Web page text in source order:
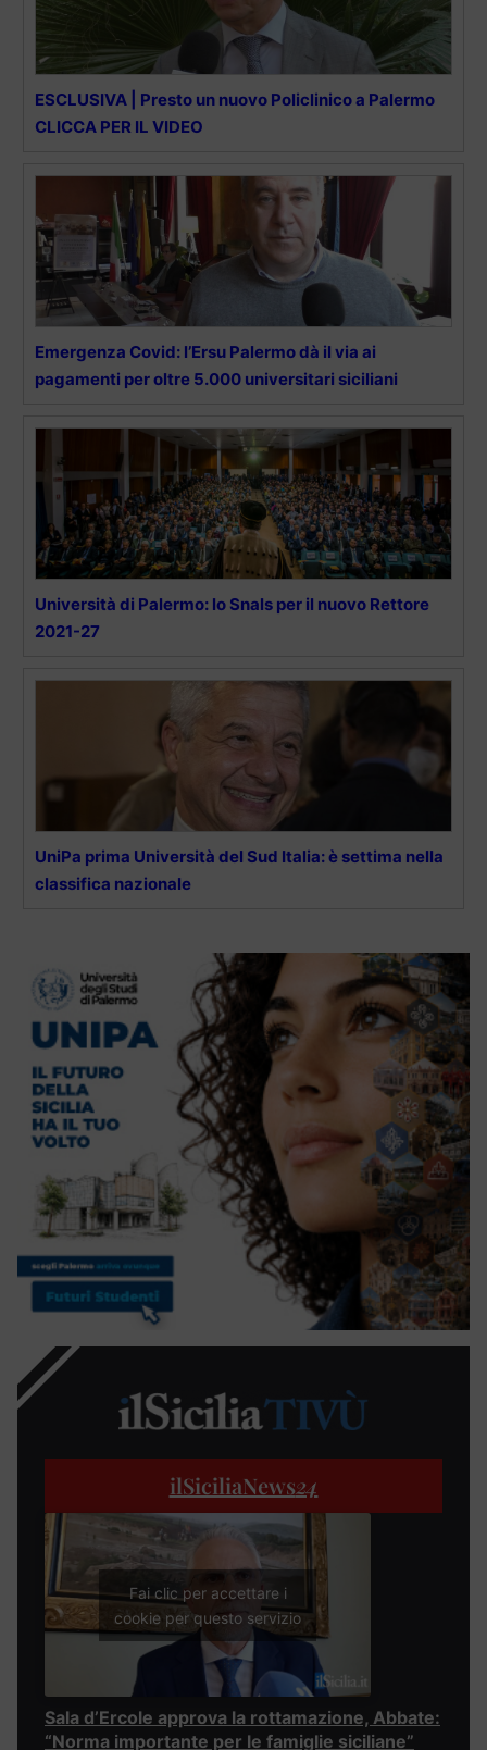
ESCLUSIVA | Presto un nuovo Policlinico a Palermo
CLICCA PER IL VIDEO
Emergenza Covid: l’Ersu Palermo dà il via ai
pagamenti per oltre 5.000 universitari siciliani
Università di Palermo: lo Snals per il nuovo Rettore
2021-27
UniPa prima Università del Sud Italia: è settima nella
classifica nazionale
ilSiciliaNews24
Fai clic per accettare i
cookie per questo servizio
Sala d’Ercole approva la rottamazione, Abbate:
“Norma importante per le famiglie siciliane”